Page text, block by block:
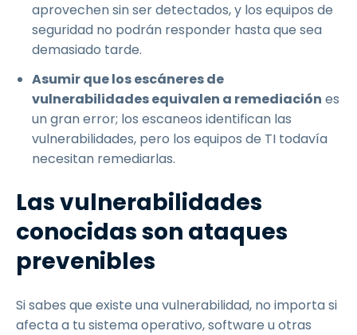
aprovechen sin ser detectados, y los equipos de
seguridad no podrán responder hasta que sea
demasiado tarde.
Asumir que los escáneres de
vulnerabilidades equivalen a remediación es
un gran error; los escaneos identifican las
vulnerabilidades, pero los equipos de TI todavía
necesitan remediarlas.
Las vulnerabilidades
conocidas son ataques
prevenibles
Si sabes que existe una vulnerabilidad, no importa si
afecta a tu sistema operativo, software u otras